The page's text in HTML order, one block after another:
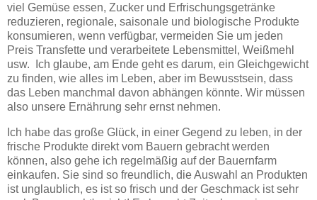
viel Gemüse essen, Zucker und Erfrischungsgetränke
reduzieren, regionale, saisonale und biologische Produkte
konsumieren, wenn verfügbar, vermeiden Sie um jeden
Preis Transfette und verarbeitete Lebensmittel, Weißmehl
usw. Ich glaube, am Ende geht es darum, ein Gleichgewicht
zu finden, wie alles im Leben, aber im Bewusstsein, dass
das Leben manchmal davon abhängen könnte. Wir müssen
also unsere Ernährung sehr ernst nehmen.
Ich habe das große Glück, in einer Gegend zu leben, in der
frische Produkte direkt vom Bauern gebracht werden
können, also gehe ich regelmäßig auf der Bauernfarm
einkaufen. Sie sind so freundlich, die Auswahl an Produkten
ist unglaublich, es ist so frisch und der Geschmack ist sehr